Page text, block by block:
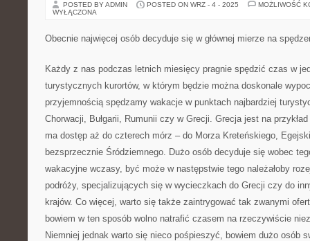
POSTED BY ADMIN POSTED ON WRZ - 4 - 2025
MOŻLIWOŚĆ
WYŁĄCZONA
Obecnie najwięcej osób decyduje się w głównej mierze na
Każdy z nas podczas letnich miesięcy pragnie spędzić czas w
turystycznych kurortów, w którym będzie można doskonale
przyjemnością spędzamy wakacje w punktach najbardziej
Chorwacji, Bułgarii, Rumunii czy w Grecji. Grecja jest na
ma dostęp aż do czterech mórz – do Morza Kreteńskiego,
bezsprzecznie Śródziemnego. Dużo osób decyduje się wobec
wakacyjne wczasy, być może w następstwie tego należałoby
podróży, specjalizujących się w wycieczkach do Grecji czy do
krajów. Co więcej, warto się także zaintrygować tak zwanymi
bowiem w ten sposób wolno natrafić czasem na rzeczywiście
Niemniej jednak warto się nieco pośpieszyć, bowiem dużo osób